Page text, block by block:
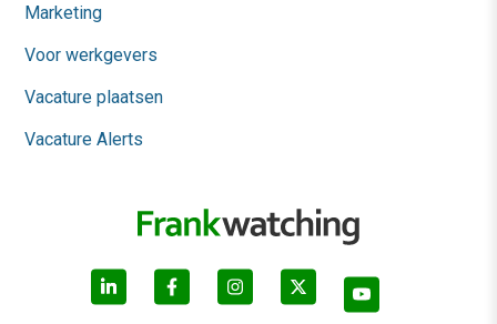
Marketing
Voor werkgevers
Vacature plaatsen
Vacature Alerts